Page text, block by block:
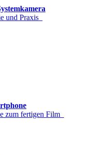
und Praxis
zum fertigen Film